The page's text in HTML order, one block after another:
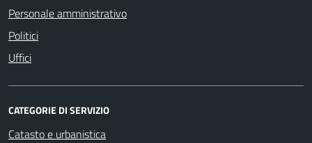
Personale amministrativo
Politici
Uffici
CATEGORIE DI SERVIZIO
Catasto e urbanistica